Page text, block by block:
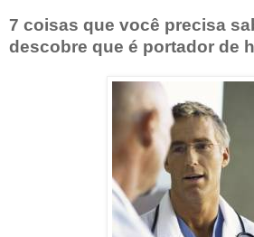
7 coisas que você precisa
descobre que é portador de